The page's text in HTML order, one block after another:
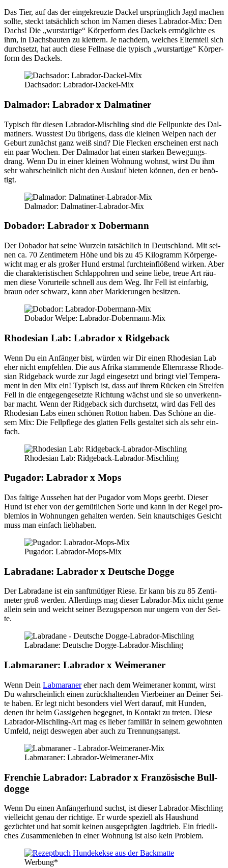
Das Tier, auf das der ein­ge­kreuz­te Dackel ursprüng­lich Jagd machen
soll­te, steckt tat­säch­lich schon im Namen die­ses Labra­dor-Mix: Den
Dachs! Die „wurst­ar­ti­ge“ Kör­per­form des Dackels ermög­lich­te es
ihm, in Dachs­bau­ten zu klet­tern. Je nach­dem, wel­ches Eltern­teil sich
durch­setzt, hat auch die­se Fell­na­se die typisch „wurst­ar­ti­ge“ Kör­per­
form des Dackels.
Dachs­ador: Labra­dor-Dackel-Mix
Dal­ma­dor: Labra­dor x Dal­ma­ti­ner
Typisch für die­sen Labra­dor-Misch­ling sind die Fell­punk­te des Dal­
ma­ti­ners. Wuss­test Du übri­gens, dass die klei­nen Wel­pen nach der
Geburt zunächst ganz weiß sind? Die Fle­cken erschei­nen erst nach
ein paar Wochen. Der Dal­ma­dor hat einen star­ken Bewe­gungs­
drang. Wenn Du in einer klei­nen Woh­nung wohnst, wirst Du ihm
sehr wahr­schein­lich nicht den Aus­lauf bie­ten kön­nen, den er benö­
tigt.
Dal­ma­dor: Dal­ma­ti­ner-Labra­dor-Mix
Doba­dor: Labra­dor x Dober­mann
Der Doba­dor hat sei­ne Wur­zeln tat­säch­lich in Deutsch­land. Mit sei­
nen ca. 70 Zen­ti­me­tern Höhe und bis zu 45 Kilo­gramm Kör­per­ge­
wicht mag er als gro­ßer Hund erst­mal furcht­ein­flö­ßend wir­ken. Aber
die cha­rak­te­ris­ti­schen Schlapp­oh­ren und sei­ne lie­be, treue Art räu­
men die­se Vor­ur­tei­le schnell aus dem Weg. Ihr Fell ist ein­far­big,
braun oder schwarz, kann aber Mar­kie­run­gen besit­zen.
Doba­dor Wel­pe: Labra­dor-Dober­mann-Mix
Rho­de­si­an Lab: Labra­dor x Rid­ge­back
Wenn Du ein Anfän­ger bist, wür­den wir Dir einen Rho­de­si­an Lab
eher nicht emp­feh­len. Die aus Afri­ka stam­men­de Eltern­ras­se Rho­de­
si­an Rid­ge­back wur­de zur Jagd ein­ge­setzt und bringt viel Tem­pe­ra­
ment in den Mix ein! Typisch ist, dass auf ihrem Rücken ein Strei­fen
Fell in die ent­ge­gen­ge­setz­te Rich­tung wächst und sie so unver­kenn­
bar macht. Wenn der Rid­ge­back sich durch­setzt, wird das Fell des
Rho­de­si­an Labs einen schö­nen Rot­ton haben. Das Schö­ne an die­
sem Mix: Die Fell­pfle­ge des glat­ten Fells gestal­tet sich als sehr ein­
fach.
Rho­de­si­an Lab: Rid­ge­back-Labra­dor-Misch­ling
Pug­ador: Labra­dor x Mops
Das fal­ti­ge Aus­se­hen hat der Pug­ador vom Mops geerbt. Die­ser
Hund ist eher von der gemüt­li­chen Sor­te und kann in der Regel pro­
blem­los in Woh­nun­gen gehal­ten wer­den. Sein knaut­schi­ges Gesicht
muss man ein­fach lieb­ha­ben.
Pug­ador: Labra­dor-Mops-Mix
Labrad­a­ne: Labra­dor x Deut­sche Dog­ge
Der Labrad­a­ne ist ein sanft­mü­ti­ger Rie­se. Er kann bis zu 85 Zen­ti­
me­ter groß wer­den. Aller­dings mag die­ser Labra­dor-Mix nicht ger­ne
allein sein und weicht sei­ner Bezugs­per­son nur ungern von der Sei­
te.
Labrad­a­ne: Deut­sche Dog­ge-Labra­dor-Misch­ling
Lab­ma­ra­ner: Labra­dor x Wei­me­ra­ner
Wenn Dein Lab­ma­ra­nereher nach dem Wei­me­ra­ner kommt, wirst
Du wahr­schein­lich einen zurück­hal­ten­den Vier­bei­ner an Dei­ner Sei­
te haben. Er legt nicht beson­ders viel Wert dar­auf, mit Hun­den,
denen ihr beim Gas­si­ge­hen begeg­net, in Kon­takt zu tre­ten. Die­se
Labra­dor-Misch­ling-Art mag es lie­ber fami­li­är in sei­nem gewohn­ten
Umfeld, neigt des­we­gen aber auch zu Tren­nungs­angst.
Lab­ma­ra­ner: Labra­dor-Wei­me­ra­ner-Mix
Fren­chie Labra­dor: Labra­dor x Fran­zö­si­sche Bull­
dog­ge
Wenn Du einen Anfän­ger­hund suchst, ist die­ser Labra­dor-Misch­ling
viel­leicht genau der rich­ti­ge. Er wur­de spe­zi­ell als Haus­hund
gezüch­tet und hat somit kei­nen aus­ge­präg­ten Jagd­trieb. Ein fried­li­
ches Zusam­men­le­ben in einer Woh­nung ist also kein Pro­blem.
Wer­bung*